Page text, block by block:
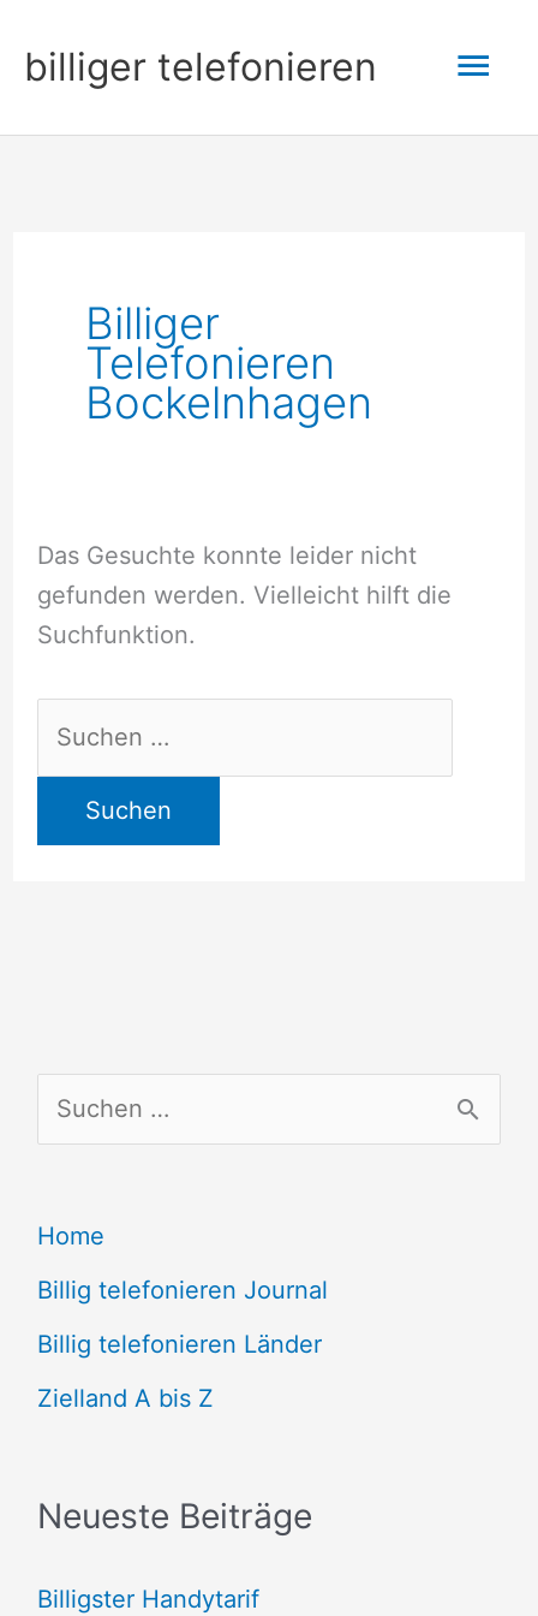
Inhalt
springen
billiger telefonieren
Billiger
Telefonieren
Bockelnhagen
Das Gesuchte konnte leider nicht
gefunden werden. Vielleicht hilft die
Suchfunktion.
nach:
u
h
e
n
n
h
Home
Billig telefonieren Journal
Billig telefonieren Länder
Zielland A bis Z
Neueste Beiträge
Billigster Handytarif